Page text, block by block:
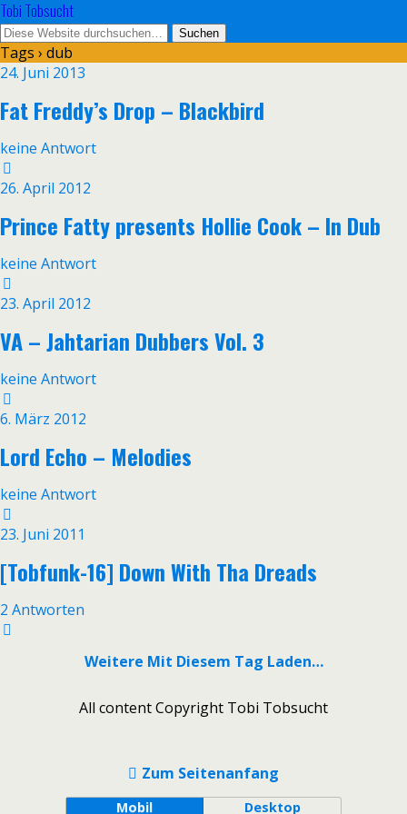
Tobi Tobsucht
Tags › dub
24. Juni 2013
Fat Freddy’s Drop – Blackbird
keine Antwort
26. April 2012
Prince Fatty presents Hollie Cook – In Dub
keine Antwort
23. April 2012
VA – Jahtarian Dubbers Vol. 3
keine Antwort
6. März 2012
Lord Echo – Melodies
keine Antwort
23. Juni 2011
[Tobfunk-16] Down With Tha Dreads
2 Antworten
Weitere Mit Diesem Tag Laden…
All content Copyright Tobi Tobsucht
Zum Seitenanfang
Mobil Desktop